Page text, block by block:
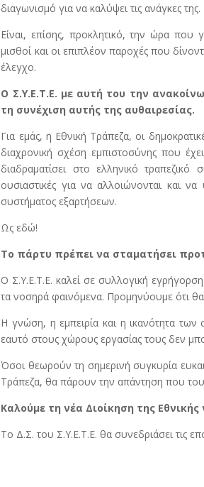
διαγωνισμό για να καλύψει τις ανάγκες της.
Είναι, επίσης, προκλητικό, την ώρα που
μισθοί και οι επιπλέον παροχές που
έλεγχο.
Ο Σ.Υ.Ε.Τ.Ε. με αυτή του την
τη συνέχιση αυτής της αυθαιρεσίας.
Για εμάς, η Εθνική Τράπεζα, οι
διαχρονική σχέση εμπιστοσύνης που
διαδραματίσει στο ελληνικό
ουσιαστικές για να αλλοιώνονται και
συστήματος εξαρτήσεων.
Ως εδώ!
Το πάρτυ πρέπει να σταματήσει
Ο Σ.Υ.Ε.Τ.Ε. καλεί σε συλλογική
τα νοσηρά φαινόμενα. Προμηνύουμε ότι θα
Η γνώση, η εμπειρία και η ικανότητα
εαυτό στους χώρους εργασίας τους δεν
Όσοι θεωρούν τη σημερινή συγκυρία
Τράπεζα, θα πάρουν την απάντηση που
Καλούμε τη νέα Διοίκηση της
Το Δ.Σ. του Σ.Υ.Ε.Τ.Ε. θα συνεδριάσει τις